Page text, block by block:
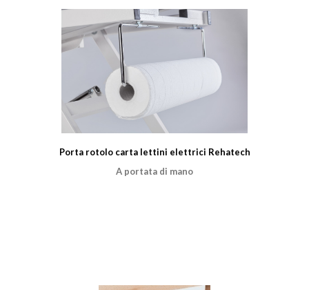
Porta rotolo carta lettini elettrici Rehatech
A portata di mano